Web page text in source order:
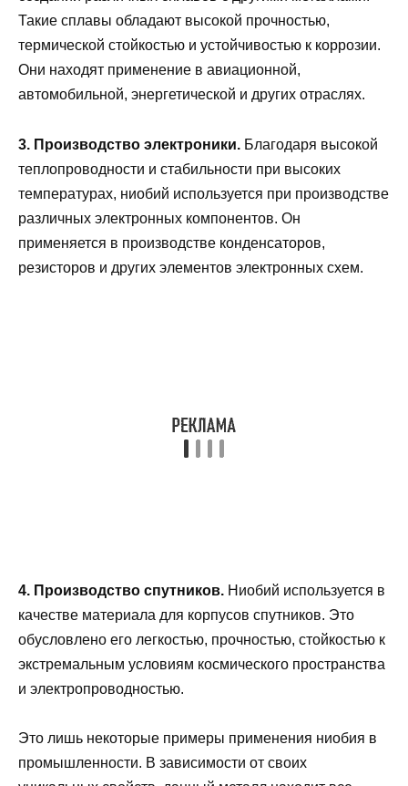
Такие сплавы обладают высокой прочностью,
термической стойкостью и устойчивостью к коррозии.
Они находят применение в авиационной,
автомобильной, энергетической и других отраслях.
3. Производство электроники. Благодаря высокой
теплопроводности и стабильности при высоких
температурах, ниобий используется при производстве
различных электронных компонентов. Он
применяется в производстве конденсаторов,
резисторов и других элементов электронных схем.
4. Производство спутников. Ниобий используется в
качестве материала для корпусов спутников. Это
обусловлено его легкостью, прочностью, стойкостью к
экстремальным условиям космического пространства
и электропроводностью.
Это лишь некоторые примеры применения ниобия в
промышленности. В зависимости от своих